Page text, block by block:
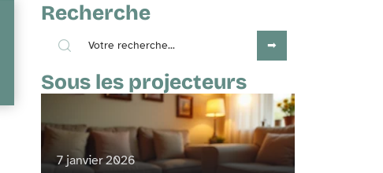
Recherche
Sous les projecteurs
7 janvier 2026